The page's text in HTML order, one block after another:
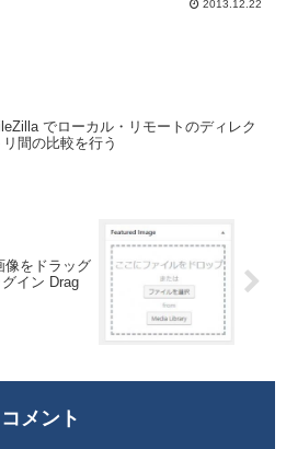
うなので Windows でしか試してない。適
2013.12.22
でローカル・リモートのディレク
リ間の比較を行う
像をドラッグ
イン Drag
コメント